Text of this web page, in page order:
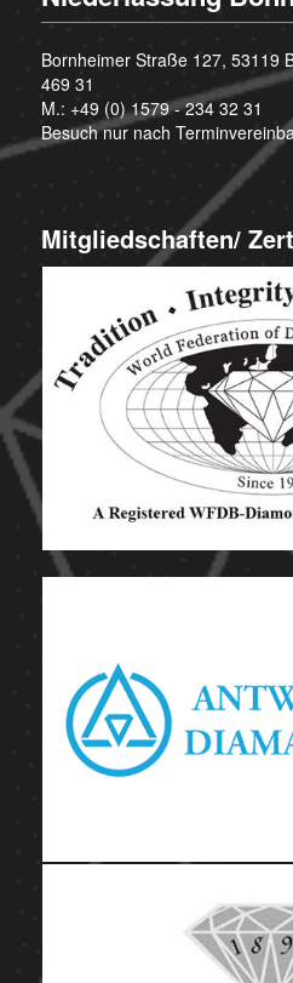
Bornheimer Straße 127, 53119
469 31
M.: +49 (0) 1579 - 234 32 31
Besuch nur nach
Mitgliedschaften/